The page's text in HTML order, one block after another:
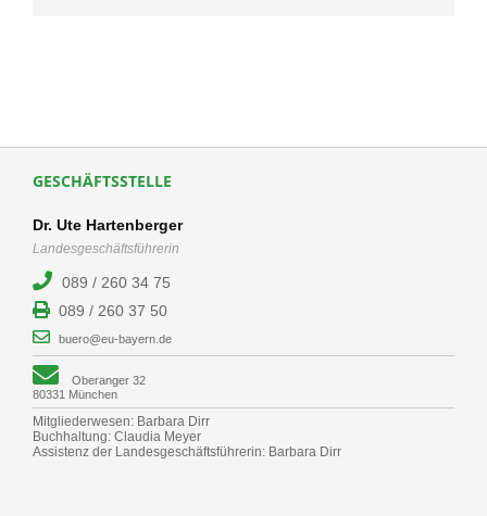
GESCHÄFTSSTELLE
Dr. Ute Hartenberger
Landesgeschäftsführerin
089 / 260 34 75
089 / 260 37 50
buero@eu-bayern.de
Oberanger 32
80331 München
Mitgliederwesen: Barbara Dirr
Buchhaltung: Claudia Meyer
Assistenz der Landesgeschäftsführerin: Barbara Dirr